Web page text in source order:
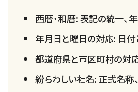
西暦・和暦: 表記の統一、
年月日と曜日の対応: 日付
都道府県と市区町村の対
紛らわしい社名: 正式名称